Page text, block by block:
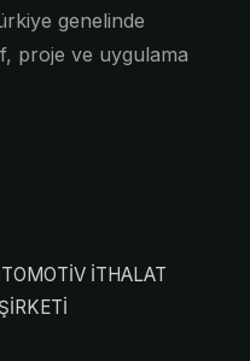
genelinde
proje ve uygulama
İTHALAT